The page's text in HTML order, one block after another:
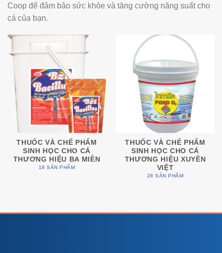
Coop để đảm bảo sức khỏe và tăng cường năng suất cho
cá của bạn.
THUỐC VÀ CHẾ PHẨM
SINH HỌC CHO CÁ
THƯƠNG HIỆU BA MIỀN
19 SẢN PHẨM
THUỐC VÀ CHẾ PHẨM
SINH HỌC CHO CÁ
THƯƠNG HIỆU XUYÊN
VIỆT
28 SẢN PHẨM